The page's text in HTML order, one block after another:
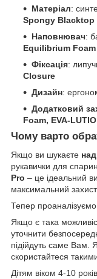
Матеріал:
Spongy Blacktop
Наповнювач:
Equilibrium Foam
Фіксація:
Closure
Дизайн:
Додатковий
Foam, EVA-
Чому варто
Якщо ви шукаєте
рукавички для
Pro – це ідеальний
максимальний
Тепер проаналізуємо
Якщо є така
уточнити
підійдуть саме Вам.
скористайтеся
Дітям віком 4-10